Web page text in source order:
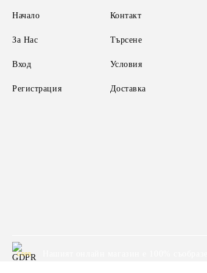
Начало
За Нас
Вход
Регистрация
Контакт
Търсене
Условия
Доставка
GDPR